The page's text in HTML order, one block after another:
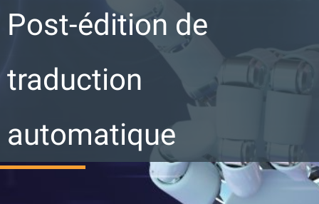
Post-édition de
traduction
automatique